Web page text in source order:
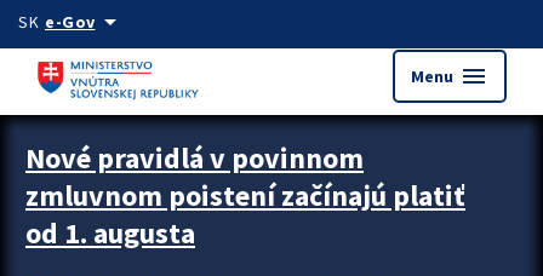
Preskocit na hlavný obsah
SK e-Govarrow_drop_down
Menu menu
Zastavit automatický posun upútavok
Nové pravidlá v povinnom
zmluvnom poistení začínajú platiť
od 1. augusta